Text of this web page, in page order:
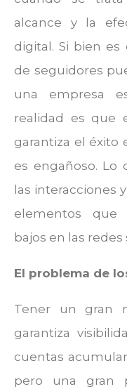
alcance y la
digital.Si bien
de seguidores
una empresa
realidad es que
garantiza el éxito
es engañoso. Lo
las interacciones
elementos que
bajos en las
El problema de
Tener un gran
garantiza
cuentas
pero una gran